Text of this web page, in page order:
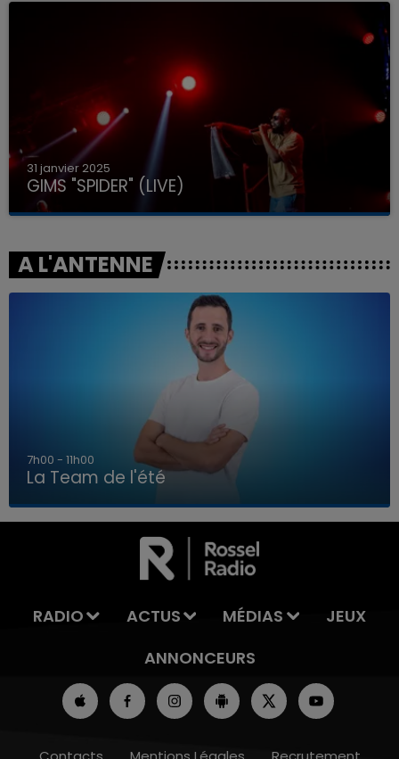
LA TEAM DE L'ÉTÉ
31 janvier 2025
GIMS "SPIDER" (LIVE)
A L'ANTENNE
7h00 - 11h00
La Team de l'été
RADIO ACTUS MÉDIAS
JEUX
ANNONCEURS